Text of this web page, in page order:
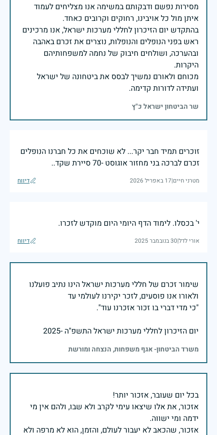
מסירות נפשם ודבקותם במשימה אנו מצליחים לעמוד
בהתקדש יום הזיכרון לחללי מערכות ישראל, אנו מרכינים
ראש בפני הנופלים והנופלות, נוצרים את זכרם באהבה
ובהערכה, ושולחים חיבוק של נחמה למשפחותיהם
מכוחם ולאורם נמשיך לבסס את ביטחונה של ישראל
ועתידה לדורות קדימה.
שר הביטחון ישראל כ"ץ
זוכרים תמיד חבר יקר... לא שוכחים את כל חברנו הנופלים
זכרם לברכה בני מחזור אוגוסט -70 סיירת שקד..
מטרני חיים|17 באפריל 2026 דיווח
י' בכסלו. לימוד הדף היומי היום מוקדש לזכרו.
אורי לדל|30 בנובמבר 2025 דיווח
שימור זכרם של חללי מערכות ישראל הינו נתיב פועלנו
יום הזיכרון לחללי מערכות ישראל התשפ"ה -2025
משרד הביטחון- אגף משפחות, הנצחה ומורשת
אזכור, את אלו שיצאו עימי לקרב ולא שבו, ולהם אין מי
אזכור, שהכאב לא יעבור לעולם, והזמן, הוא לא מרפה ולא